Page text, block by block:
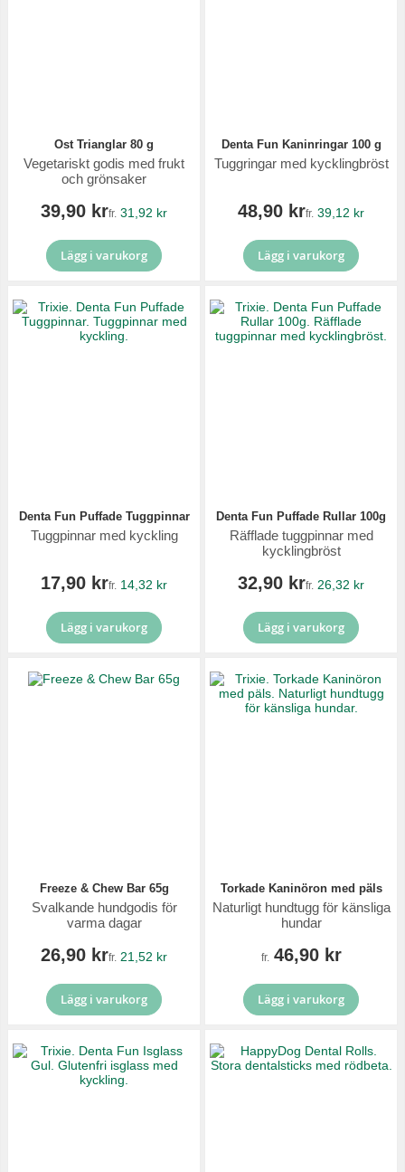
Ost Trianglar 80 g
Vegetariskt godis med frukt
och grönsaker
39,90 krfr. 31,92 kr
Lägg i varukorg
Denta Fun Kaninringar 100 g
Tuggringar med kycklingbröst
48,90 krfr. 39,12 kr
Lägg i varukorg
Denta Fun Puffade Tuggpinnar
Tuggpinnar med kyckling
17,90 krfr. 14,32 kr
Lägg i varukorg
Denta Fun Puffade Rullar 100g
Räfflade tuggpinnar med
kycklingbröst
32,90 krfr. 26,32 kr
Lägg i varukorg
Freeze & Chew Bar 65g
Svalkande hundgodis för
varma dagar
26,90 krfr. 21,52 kr
Lägg i varukorg
Torkade Kaninöron med päls
Naturligt hundtugg för känsliga
hundar
fr. 46,90 kr
Lägg i varukorg